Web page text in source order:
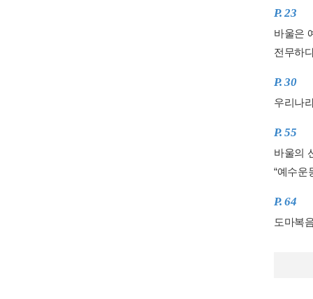
P. 23
바울은
전무하
P. 30
우리나
P. 55
바울의
“예수운
P. 64
도마복